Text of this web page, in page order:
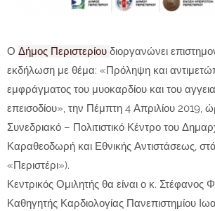
Ο Δήμος Περιστερίου διοργανώνει
εκδήλωση με θέμα: «Πρόληψη και
εμφράγματος του μυοκαρδίου και του
επεισοδίου», την Πέμπτη 4 Απριλίου 2019,
Συνεδριακό – Πολιτιστικό Κέντρο του
Καραθεοδωρή και Εθνικής Αντιστάσεως,
«Περιστέρι»).
Κεντρικός Ομιλητής θα είναι ο κ. Στέφανος
Καθηγητής Καρδιολογίας Πανεπιστημίου